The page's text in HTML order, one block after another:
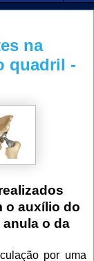
na
quadril -
o auxílio do
o da
por uma